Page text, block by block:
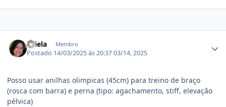
Ariela Membro
Postado 14/03/2025 às 20:3703/14, 2025
Posso usar anilhas olimpicas (45cm) para treino de braço
(rosca com barra) e perna (tipo: agachamento, stiff, elevação
pélvica)